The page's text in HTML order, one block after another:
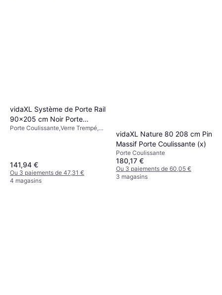
vidaXL Système de Porte Rail
90x205 cm Noir Porte
Coulissante Verre Trempé
Porte Coulissante,Verre Trempé,
141,94 €
Ou 3 paiements de 47,31 €
4 magasins
vidaXL Nature 80 208 cm Pin
Massif Porte Coulissante (x)
Porte Coulissante
180,17 €
Ou 3 paiements de 60,05 €
3 magasins